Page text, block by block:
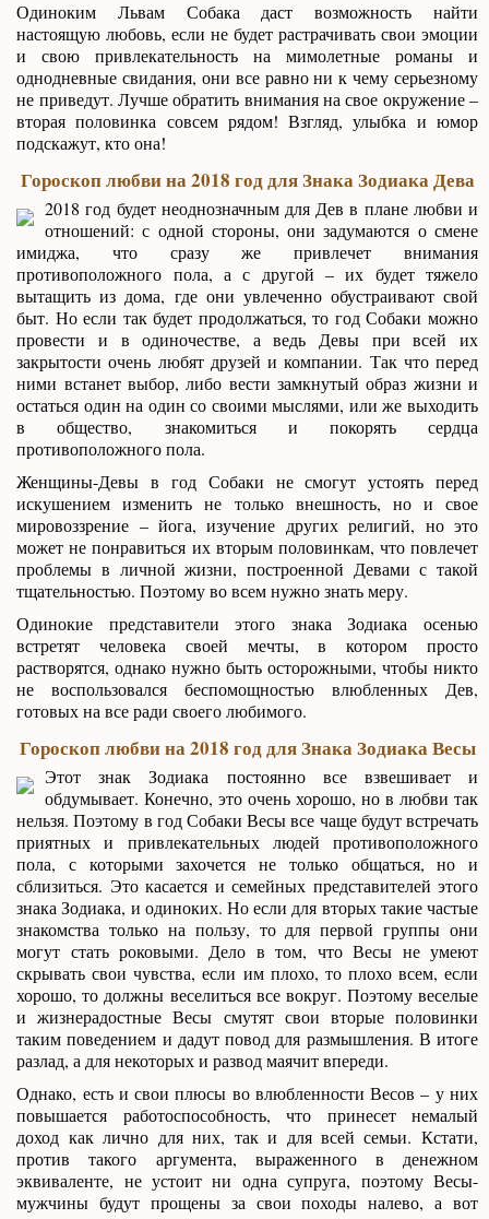
Одиноким Львам Собака даст возможность найти
настоящую любовь, если не будет растрачивать свои эмоции
и свою привлекательность на мимолетные романы и
однодневные свидания, они все равно ни к чему серьезному
не приведут. Лучше обратить внимания на свое окружение –
вторая половинка совсем рядом! Взгляд, улыбка и юмор
подскажут, кто она!
Гороскоп любви на 2018 год для Знака Зодиака Дева
2018 год будет неоднозначным для Дев в плане любви и
отношений: с одной стороны, они задумаются о смене
имиджа, что сразу же привлечет внимания
противоположного пола, а с другой – их будет тяжело
вытащить из дома, где они увлеченно обустраивают свой
быт. Но если так будет продолжаться, то год Собаки можно
провести и в одиночестве, а ведь Девы при всей их
закрытости очень любят друзей и компании. Так что перед
ними встанет выбор, либо вести замкнутый образ жизни и
остаться один на один со своими мыслями, или же выходить
в общество, знакомиться и покорять сердца
противоположного пола.
Женщины-Девы в год Собаки не смогут устоять перед
искушением изменить не только внешность, но и свое
мировоззрение – йога, изучение других религий, но это
может не понравиться их вторым половинкам, что повлечет
проблемы в личной жизни, построенной Девами с такой
тщательностью. Поэтому во всем нужно знать меру.
Одинокие представители этого знака Зодиака осенью
встретят человека своей мечты, в котором просто
растворятся, однако нужно быть осторожными, чтобы никто
не воспользовался беспомощностью влюбленных Дев,
готовых на все ради своего любимого.
Гороскоп любви на 2018 год для Знака Зодиака Весы
Этот знак Зодиака постоянно все взвешивает и
обдумывает. Конечно, это очень хорошо, но в любви так
нельзя. Поэтому в год Собаки Весы все чаще будут встречать
приятных и привлекательных людей противоположного
пола, с которыми захочется не только общаться, но и
сблизиться. Это касается и семейных представителей этого
знака Зодиака, и одиноких. Но если для вторых такие частые
знакомства только на пользу, то для первой группы они
могут стать роковыми. Дело в том, что Весы не умеют
скрывать свои чувства, если им плохо, то плохо всем, если
хорошо, то должны веселиться все вокруг. Поэтому веселые
и жизнерадостные Весы смутят свои вторые половинки
таким поведением и дадут повод для размышления. В итоге
разлад, а для некоторых и развод маячит впереди.
Однако, есть и свои плюсы во влюбленности Весов – у них
повышается работоспособность, что принесет немалый
доход как лично для них, так и для всей семьи. Кстати,
против такого аргумента, выраженного в денежном
эквиваленте, не устоит ни одна супруга, поэтому Весы-
мужчины будут прощены за свои походы налево, а вот